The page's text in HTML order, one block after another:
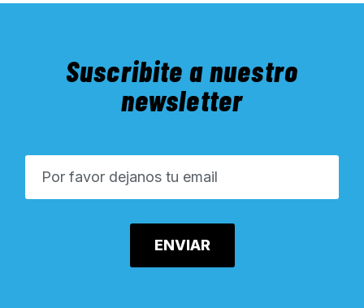
Suscribite a nuestro
newsletter